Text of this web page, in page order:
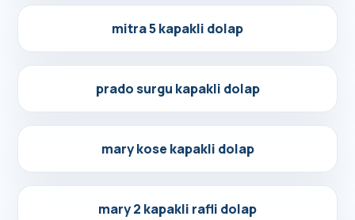
Detayları Gör
mitra 5 kapakli dolap
Detayları Gör
prado surgu kapakli dolap
Detayları Gör
mary kose kapakli dolap
Detayları Gör
mary 2 kapakli rafli dolap